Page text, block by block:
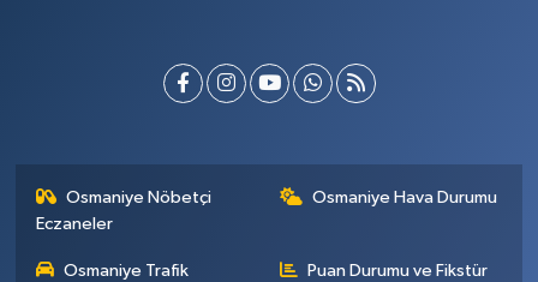
Osmaniye Nöbetçi
Eczaneler
Osmaniye Hava Durumu
Osmaniye Trafik Puan Durumu ve Fikstür